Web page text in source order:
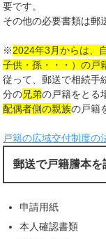
要です。
その他の必要書類は郵
※2024年3月からは、
子供・孫・・・）の戸
従って、郵送で相続手
分の兄弟の戸籍をとる
配偶者側の親族の戸籍
戸籍の広域交付制度の
郵送で戸籍謄本
申請用紙
本人確認書類